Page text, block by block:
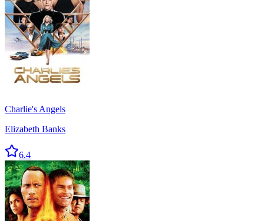
Charlie's Angels
Elizabeth Banks
6.4